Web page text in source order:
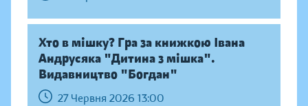
Хто в мішку? Гра за книжкою Івана
Андрусяка "Дитина з мішка".
Видавництво "Богдан"
27 Червня 2026 13:00